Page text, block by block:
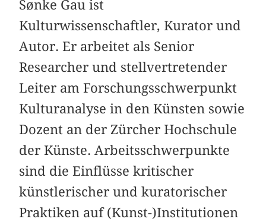
Sønke Gau ist
Kulturwissenschaftler, Kurator und
Autor. Er arbeitet als Senior
Researcher und stellvertretender
Leiter am Forschungsschwerpunkt
Kulturanalyse in den Künsten sowie
Dozent an der Zürcher Hochschule
der Künste. Arbeitsschwerpunkte
sind die Einflüsse kritischer
künstlerischer und kuratorischer
Praktiken auf (Kunst-)Institutionen